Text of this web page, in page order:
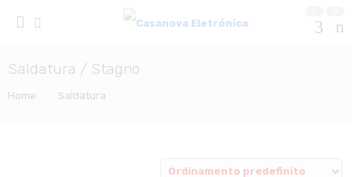
Saldatura / Stagno
Home Saldatura